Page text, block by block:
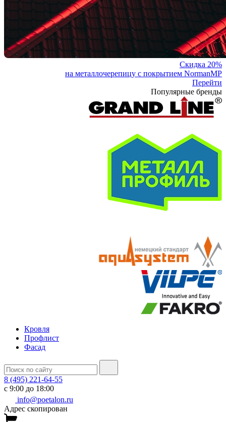
Скидка 20%
на металлочерепицу с покрытием NormanMP
Перейти
Популярные бренды
Кровля
Профлист
Фасад
8 (495) 221-64-55
с 9:00 до 18:00
info@poetalon.ru
Адрес скопирован